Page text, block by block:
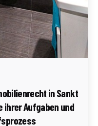
Pölten Stadt / Land
in Sankt
ihrer Aufgaben und